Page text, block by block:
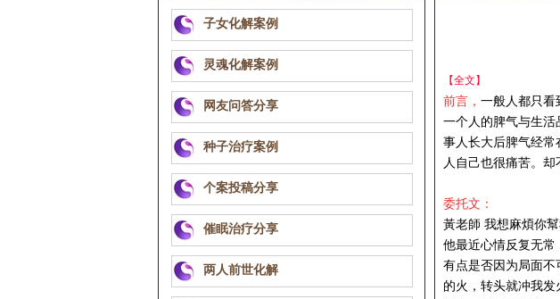
子女化解案例
灵魂化解案例
网友问答分享
种子治疗案例
个案投稿分享
催眠治疗分享
两人前世化解
【全文】
前言，一般人都只看
一个人的脾气与生
事人长大后脾气经
人自己也很痛苦。却
委托文：
黃老師 我想麻煩你
他最近心情反复无
有点是否因为局面
的火，转头就冲我